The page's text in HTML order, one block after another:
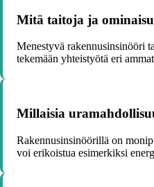
Mitä taitoja ja
Menestyvä rakennusinsinööri
tekemään yhteistyötä eri
Millaisia
Rakennusinsinöörillä on
voi erikoistua esimerkiksi